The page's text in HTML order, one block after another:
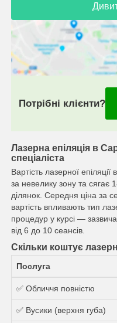
Потрібні клієнти?
Лазерна епіляція в
спеціаліста
Вартість лазерної
за невелику зону та сягає
ділянок. Середня ціна за
вартість впливають тип
процедур у курсі —
від 6 до 10 сеансів.
Скільки коштує
Послуга
✅ Обличчя повністю
✅ Вусики (верхня губа)